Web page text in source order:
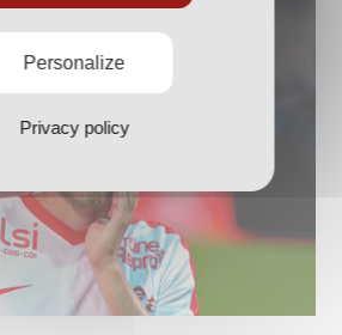
Personalize
Privacy policy